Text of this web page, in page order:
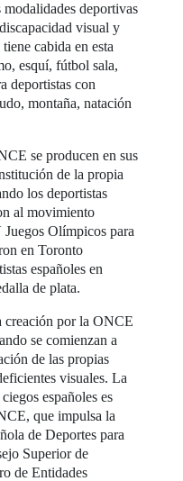
deportivas
visual y
cabida en esta
esquí, fútbol sala,
deportistas con
montaña, natación
se producen en sus
de la propia
los deportistas
al movimiento
Olímpicos para
en Toronto
españoles en
de plata.
creación por la ONCE
se comienzan a
de las propias
visuales. La
españoles es
que impulsa la
de Deportes para
Superior de
de Entidades